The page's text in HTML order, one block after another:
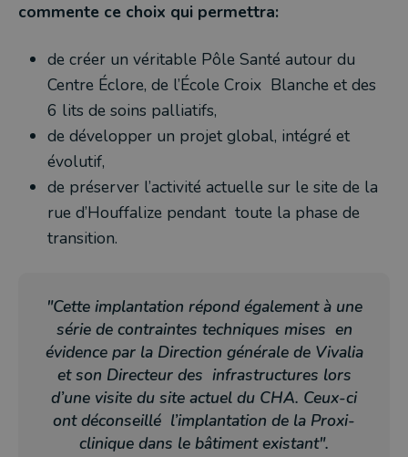
commente ce choix qui permettra:
de créer un véritable Pôle Santé autour du
Centre Éclore, de l’École Croix Blanche et des
6 lits de soins palliatifs,
de développer un projet global, intégré et
évolutif,
de préserver l’activité actuelle sur le site de la
rue d’Houffalize pendant toute la phase de
transition.
"Cette implantation répond également à une
série de contraintes techniques mises en
évidence par la Direction générale de Vivalia
et son Directeur des infrastructures lors
d’une visite du site actuel du CHA. Ceux-ci
ont déconseillé l’implantation de la Proxi-
clinique dans le bâtiment existant".